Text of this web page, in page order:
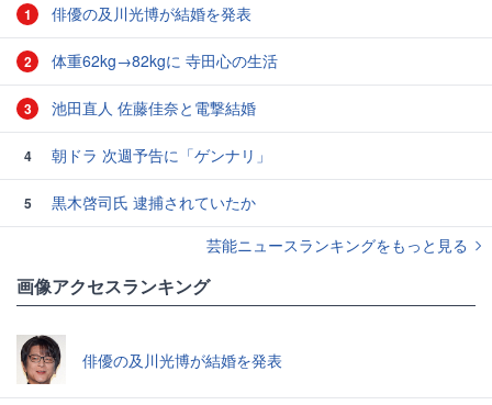
1 俳優の及川光博が結婚を発表
2 体重62kg→82kgに 寺田心の生活
3 池田直人 佐藤佳奈と電撃結婚
4 朝ドラ 次週予告に「ゲンナリ」
5
黒木啓司氏 逮捕されていたか
芸能ニュースランキングをもっと見る
画像アクセスランキング
俳優の及川光博が結婚を発表